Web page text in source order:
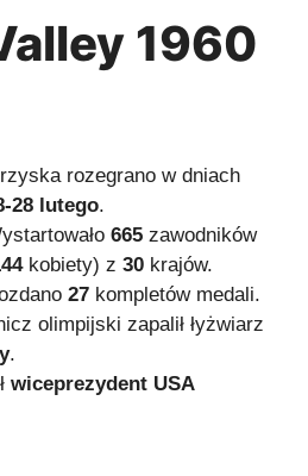
1960
rozegrano w dniach
28 lutego.
665 zawodników
kobiety) z 30 krajów.
27 kompletów medali.
olimpijski zapalił łyżwiarz
.
wiceprezydent USA